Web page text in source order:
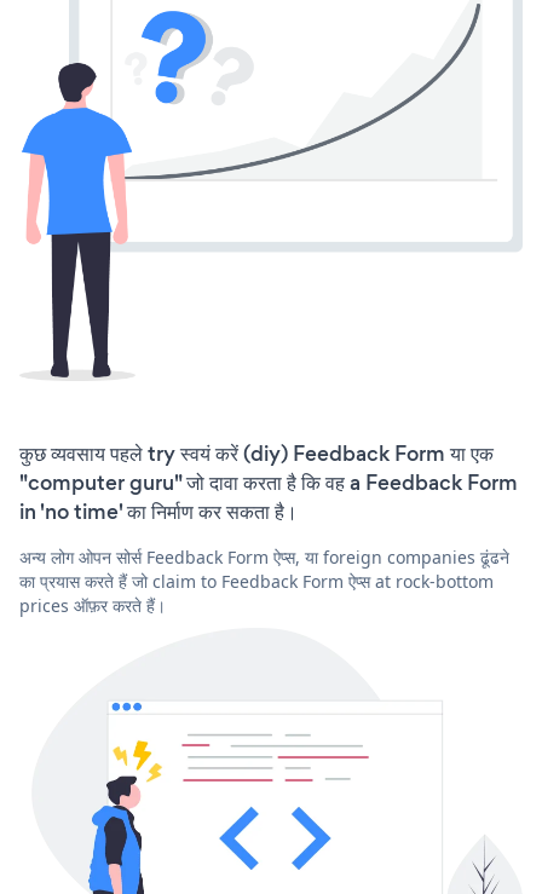
कुछ व्यवसाय पहले try स्वयं करें (diy) Feedback Form या एक
"computer guru" जो दावा करता है कि वह a Feedback Form
in 'no time' का निर्माण कर सकता है।
अन्य लोग ओपन सोर्स Feedback Form ऐप्स, या foreign companies ढूंढने
का प्रयास करते हैं जो claim to Feedback Form ऐप्स at rock-bottom
prices ऑफ़र करते हैं।